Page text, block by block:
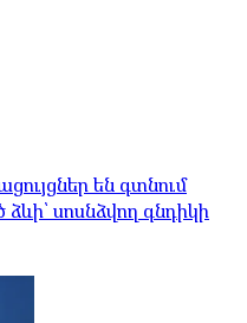
են գտնում
սոսնձվող գնդիկի